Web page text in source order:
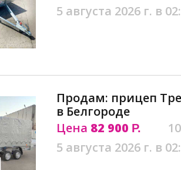
5 августа 2026 г. в
Продам: прицеп
в Белгороде
Цена 82 900 Р.
5 августа 2026 г. в